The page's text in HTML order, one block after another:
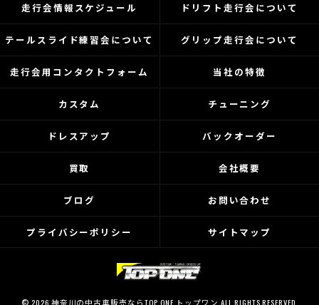
走行会情報スケジュール ドリフト走行会について
テールスライド練習会について グリップ走行会について
走行会用コンタクトフォーム 当社の特徴
カスタム チューニング
ドレスアップ バックオーダー
買取 会社概要
ブログ お問い合わせ
プライバシーポリシー サイトマップ
© 2026 神奈川の中古車販売ならTOP ONE トップワン ALL RIGHTS RESERVED.